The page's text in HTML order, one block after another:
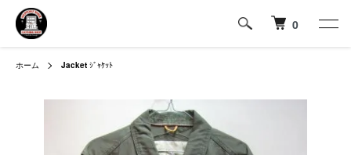
0
ホーム Jacket ｼﾞｬｹｯﾄ